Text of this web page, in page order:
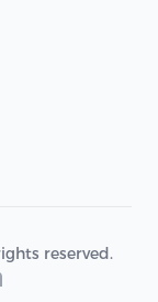
reserved.